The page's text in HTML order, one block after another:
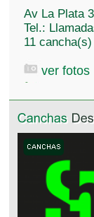
Av La Plata
Tel.:
11 cancha(s)
ver fotos